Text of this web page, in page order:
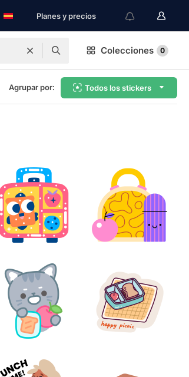
Planes y precios
Colecciones 0
Agrupar por: Todos los stickers